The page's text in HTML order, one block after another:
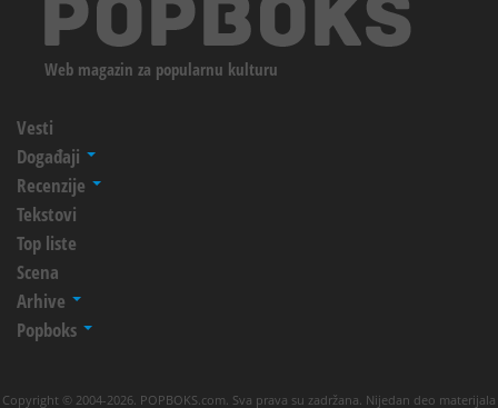
Web magazin za popularnu kulturu
Vesti
Događaji
Recenzije
Tekstovi
Top liste
Scena
Arhive
Popboks
Copyright © 2004-2026. POPBOKS.com. Sva prava su zadržana. Nijedan deo materijala